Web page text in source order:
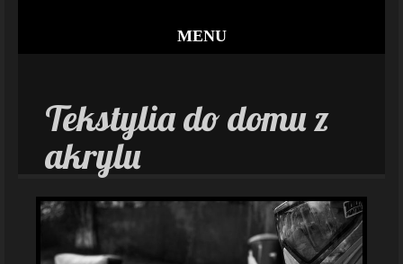
MENU
Tekstylia do domu z
akrylu